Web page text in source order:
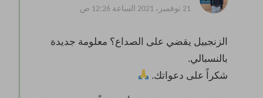
21 نوفمبر، 2021 الساعة 12:26 ص
الزنجبيل يقضي على الصداع؟ معلومة جديدة
بالنسبالي.
شكراً على دعواتك.